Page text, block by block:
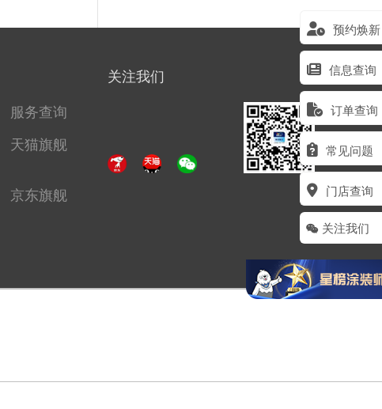
预约焕新
信息查询
订单查询
常见问题
门店查询
关注我们
服务查询
天猫旗舰
京东旗舰
关注我们